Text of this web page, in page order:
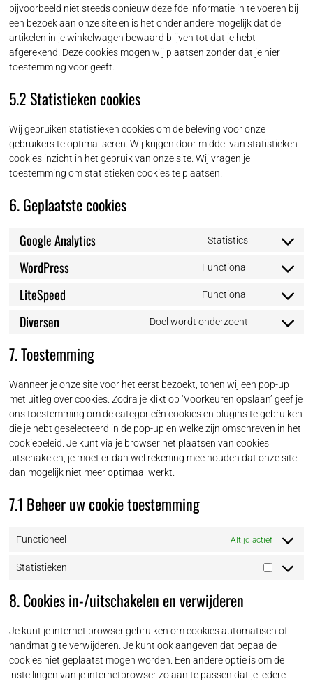
bijvoorbeeld niet steeds opnieuw dezelfde informatie in te voeren bij
een bezoek aan onze site en is het onder andere mogelijk dat de
artikelen in je winkelwagen bewaard blijven tot dat je hebt
afgerekend. Deze cookies mogen wij plaatsen zonder dat je hier
toestemming voor geeft.
5.2 Statistieken cookies
Wij gebruiken statistieken cookies om de beleving voor onze
gebruikers te optimaliseren. Wij krijgen door middel van statistieken
cookies inzicht in het gebruik van onze site. Wij vragen je
toestemming om statistieken cookies te plaatsen.
6. Geplaatste cookies
Google Analytics Statistics
Consent
service
google-
WordPress Functional
Consent
service
wordpress
LiteSpeed Functional
Consent
service
Diversen Doel wordt onderzocht
Consent
7. Toestemming
Wanneer je onze site voor het eerst bezoekt, tonen wij een pop-up
met uitleg over cookies. Zodra je klikt op ‘Voorkeuren opslaan’ geef je
ons toestemming om de categorieën cookies en plugins te gebruiken
die je hebt geselecteerd in de pop-up en welke zijn omschreven in het
cookiebeleid. Je kunt via je browser het plaatsen van cookies
uitschakelen, je moet er dan wel rekening mee houden dat onze site
dan mogelijk niet meer optimaal werkt.
7.1 Beheer uw cookie toestemming
Functioneel Altijd actief
Statistieken
8. Cookies in-/uitschakelen en verwijderen
Je kunt je internet browser gebruiken om cookies automatisch of
handmatig te verwijderen. Je kunt ook aangeven dat bepaalde
cookies niet geplaatst mogen worden. Een andere optie is om de
instellingen van je internetbrowser zo aan te passen dat je iedere